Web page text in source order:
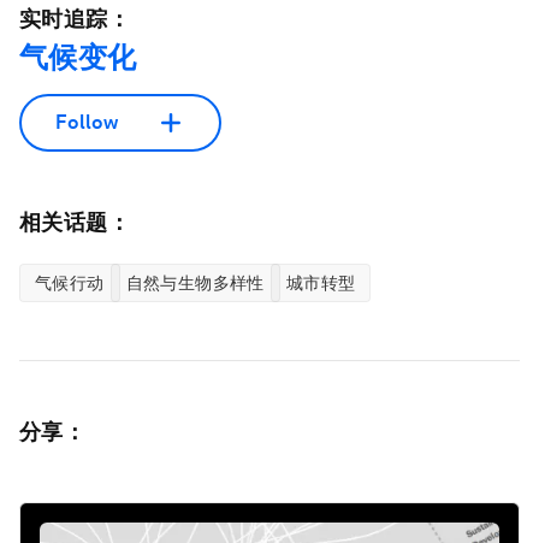
实时追踪：
气候变化
Follow
相关话题：
气候行动 自然与生物多样性 城市转型
分享：